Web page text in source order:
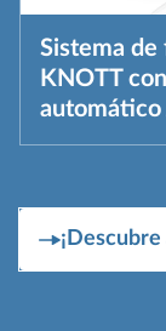
Sistema de
KNOTT
automático